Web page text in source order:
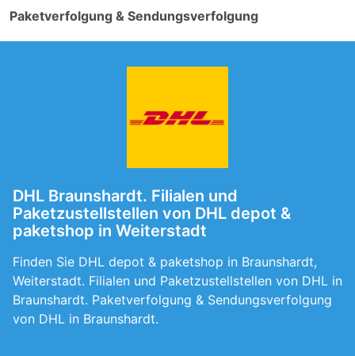
Paketverfolgung & Sendungsverfolgung
DHL Braunshardt. Filialen und
Paketzustellstellen von DHL depot &
paketshop in Weiterstadt
Finden Sie DHL depot & paketshop in Braunshardt,
Weiterstadt. Filialen und Paketzustellstellen von DHL in
Braunshardt. Paketverfolgung & Sendungsverfolgung
von DHL in Braunshardt.